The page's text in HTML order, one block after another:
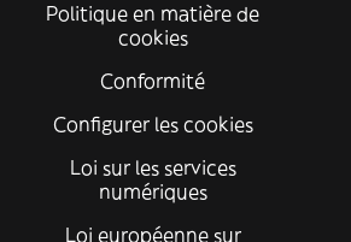
Politique en matière de
cookies
Conformité
Configurer les cookies
Loi sur les services
numériques
Loi européenne sur